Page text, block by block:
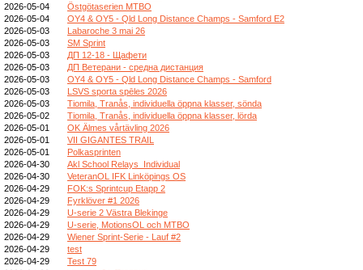
2026-05-04
Östgötaserien MTBO
2026-05-04
OY4 & OY5 - Qld Long Distance Champs - Samford E2
2026-05-03
Labaroche 3 mai 26
2026-05-03
SM Sprint
2026-05-03
ДП 12-18 - Щафети
2026-05-03
ДП Ветерани - средна дистанция
2026-05-03
OY4 & OY5 - Qld Long Distance Champs - Samford
2026-05-03
LSVS sporta spēles 2026
2026-05-03
Tiomila, Tranås, individuella öppna klasser, sönda
2026-05-02
Tiomila, Tranås, individuella öppna klasser, lörda
2026-05-01
OK Älmes vårtävling 2026
2026-05-01
VII GIGANTES TRAIL
2026-05-01
Polkasprinten
2026-04-30
Akl School Relays_Individual
2026-04-30
VeteranOL IFK Linköpings OS
2026-04-29
FOK:s Sprintcup Etapp 2
2026-04-29
Fyrklöver #1 2026
2026-04-29
U-serie 2 Västra Blekinge
2026-04-29
U-serie, MotionsOL och MTBO
2026-04-29
Wiener Sprint-Serie - Lauf #2
2026-04-29
test
2026-04-29
Test 79